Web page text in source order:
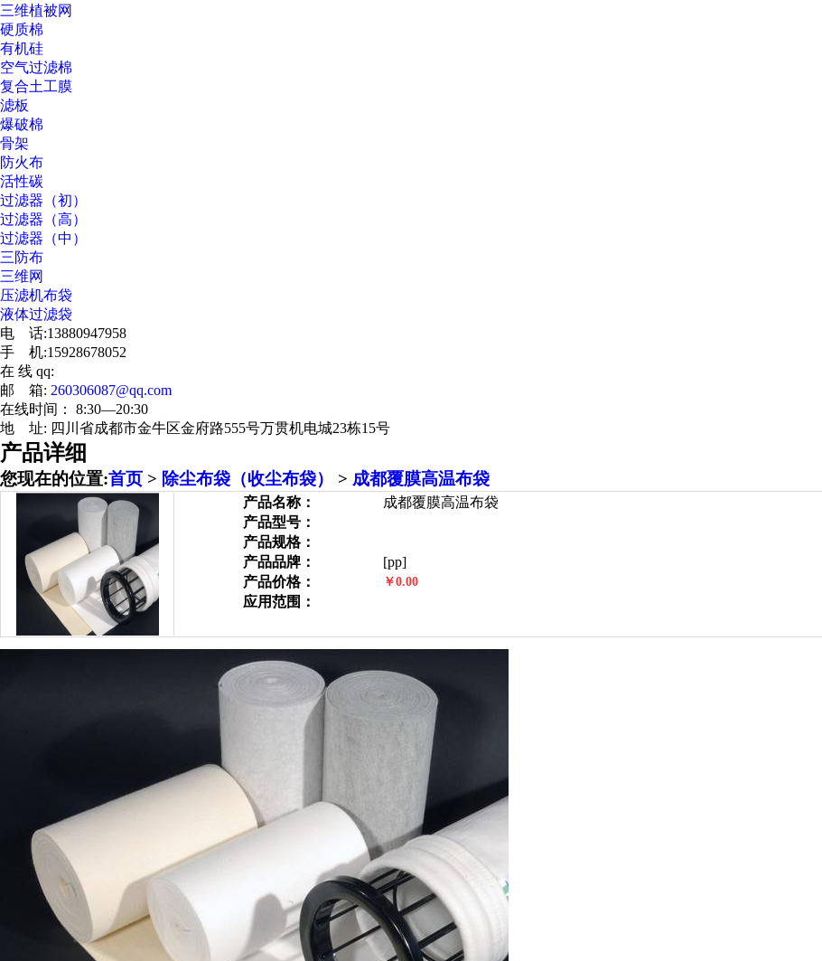
三维植被网
硬质棉
有机硅
空气过滤棉
复合土工膜
滤板
爆破棉
骨架
防火布
活性碳
过滤器（初）
过滤器（高）
过滤器（中）
三防布
三维网
压滤机布袋
液体过滤袋
电 话:13880947958
手 机:15928678052
在 线 qq:
邮 箱: 260306087@qq.com
在线时间： 8:30—20:30
地 址: 四川省成都市金牛区金府路555号万贯机电城23栋15号
产品详细
您现在的位置:首页 > 除尘布袋（收尘布袋） > 成都覆膜高温布袋
产品名称：
成都覆膜高温布袋
产品型号：
产品规格：
产品品牌：
[pp]
产品价格：
￥0.00
应用范围：